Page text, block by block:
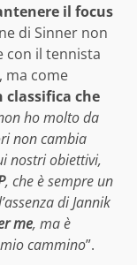
il focus
di Sinner non
con il tennista
ma come
classifica che
ho molto da
non cambia
nostri obiettivi,
, che è sempre un
di Jannik
me, ma è
cammino”.